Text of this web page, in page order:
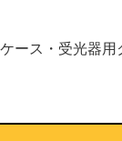
ース・受光器